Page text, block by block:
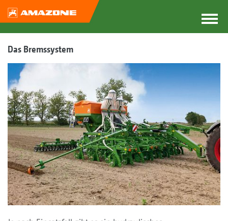
Das Bremssystem